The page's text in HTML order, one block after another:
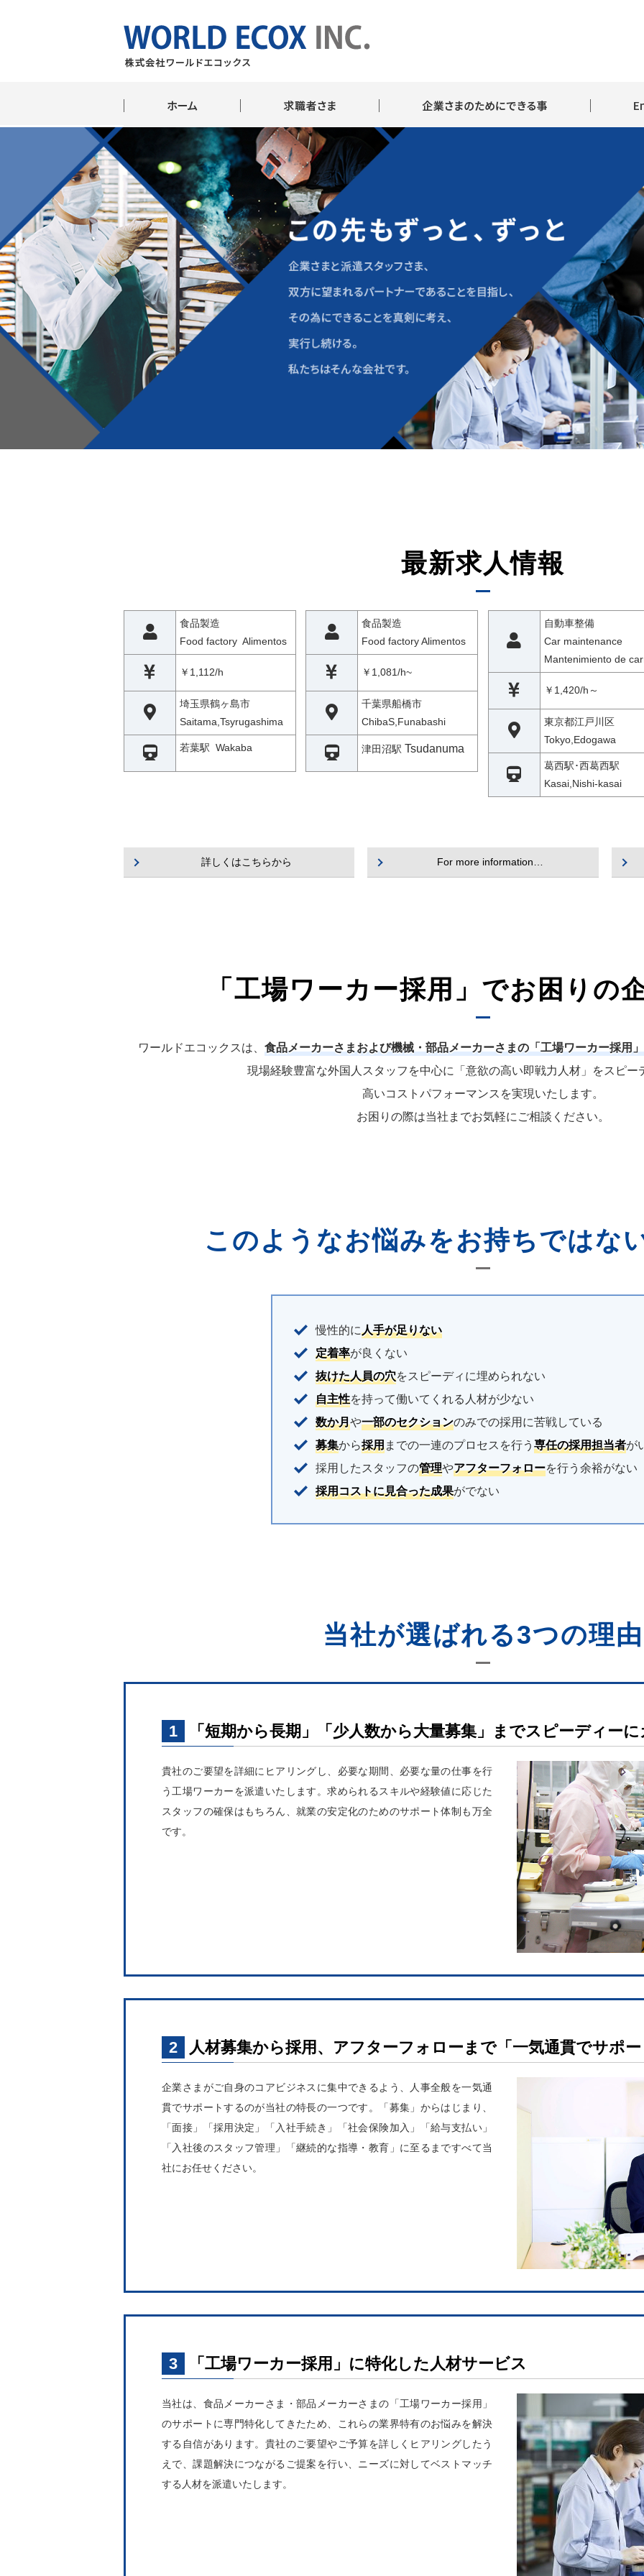
最新求人情報
食品製造
Food factory Alimentos
￥1,112/h
埼玉県鶴ヶ島市
Saitama,Tsyrugashima
若葉駅 Wakaba
食品製造
Food factory Alimentos
￥1,081/h~
千葉県船橋市
ChibaS,Funabashi
津田沼駅Tsudanuma
自動車整備
Car maintenance
Mantenimiento de
￥1,420/h～
東京都江戸川区
Tokyo,Edogawa
葛西駅･西葛西駅
Kasai,Nishi-kasai
詳しくはこちらから For more information…
「工場ワーカー採用」でお困りの
ワールドエコックスは、 食品メーカーさまおよび機械・部品メーカーさまの「工場ワーカー採用
現場経験豊富な外国人スタッフを中心に「意欲の高い即戦力人材」をスピー
高いコストパフォーマンスを実現いたします。
お困りの際は当社までお気軽にご相談ください。
このようなお悩みをお持ちではな
慢性的に人手が足りない
定着率が良くない
抜けた人員の穴をスピーディに埋められない
自主性を持って働いてくれる人材が少ない
数か月や一部のセクションのみでの採用に苦戦している
募集から採用までの一連のプロセスを行う 専任の採用担当者が
採用したスタッフの管理やアフターフォローを行う余裕がない
採用コストに見合った成果がでない
当社が選ばれる3つの理由
1 「短期から長期」「少人数から大量募集」までスピーディー
貴社のご要望を詳細にヒアリングし、必要な期間、必要な量の仕事を行
う工場ワーカーを派遣いたします。求められるスキルや経験値に応じた
スタッフの確保はもちろん、就業の安定化のためのサポート体制も万全
です。
2 人材募集から採用、アフターフォローまで「一気通貫でサポ
企業さまがご自身のコアビジネスに集中できるよう、人事全般を一気通
貫でサポートするのが当社の特長の一つです。「募集」からはじまり、
「面接」「採用決定」「入社手続き」「社会保険加入」「給与支払い」
「入社後のスタッフ管理」「継続的な指導・教育」に至るまですべて当
社にお任せください。
3 「工場ワーカー採用」に特化した人材サービス
当社は、食品メーカーさま・部品メーカーさまの「工場ワーカー採用」
のサポートに専門特化してきたため、これらの業界特有のお悩みを解決
する自信があります。貴社のご要望やご予算を詳しくヒアリングしたう
えで、課題解決につながるご提案を行い、ニーズに対してベストマッチ
する人材を派遣いたします。